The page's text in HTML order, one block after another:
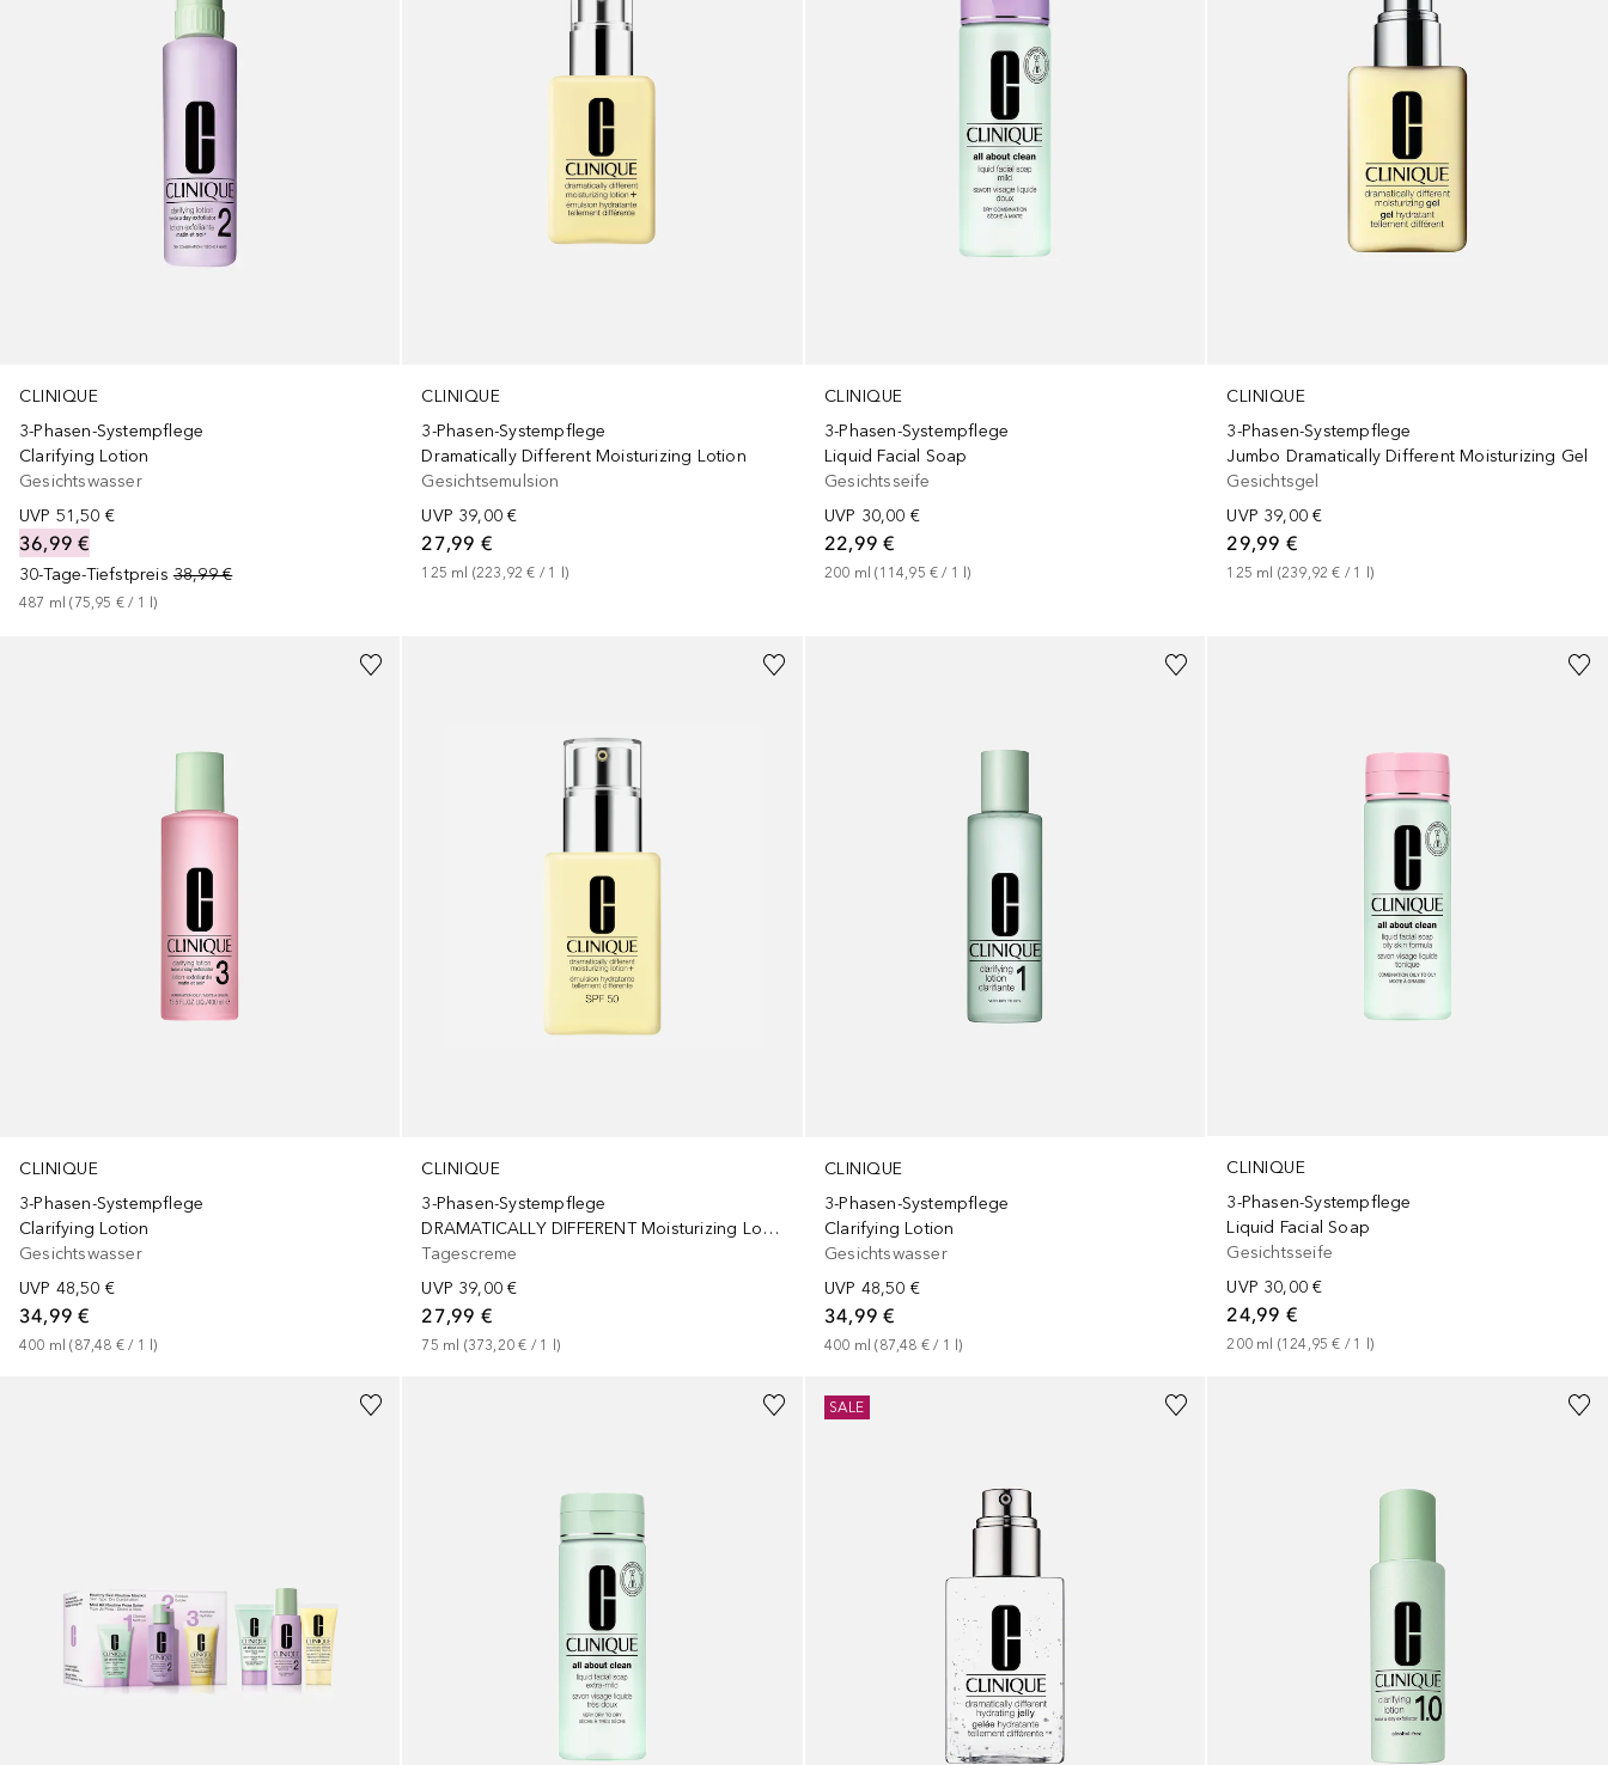
CLINIQUE
3-Phasen-Systempflege
Clarifying Lotion
Gesichtswasser
UVP 51,50 €
36,99 €
30-Tage-Tiefstpreis 38,99 €
487 ml (75,95 € / 1 l)
CLINIQUE
3-Phasen-Systempflege
Dramatically Different Moisturizing Lotion
Gesichtsemulsion
UVP 39,00 €
27,99 €
125 ml (223,92 € / 1 )
CLINIQUE
3-Phasen-Systempflege
Liquid Facial Soap
Gesichtsseife
UVP 30,00 €
22,99 €
200 ml (114,95 € / 1 l)
CLINIQUE
3-Phasen-Systempflege
Jumbo Dramatically Different Moisturizing Gel
Gesichtsgel
UVP 39,00 €
29,99 €
125 ml (239,92 € / 1 )
CLINIQUE
3-Phasen-Systempflege
Clarifying Lotion
Gesichtswasser
UVP 48,50 €
34,99 €
400 ml (87,48 € / 1 l)
1Größe
CLINIQUE
3-Phasen-Systempflege
DRAMATICALLY DIFFERENT Moisturizing Lotion+ SPF50
Tagescreme
UVP 39,00 €
27,99 €
75 ml (373,20 € / 1 l)
CLINIQUE
3-Phasen-Systempflege
Clarifying Lotion
Gesichtswasser
UVP 48,50 €
34,99 €
400 ml (87,48 € / 1 l)
CLINIQUE
3-Phasen-Systempflege
Liquid Facial Soap
Gesichtsseife
UVP 30,00 €
24,99 €
200 ml (124,95 € / 1 )
SALE
1Größe